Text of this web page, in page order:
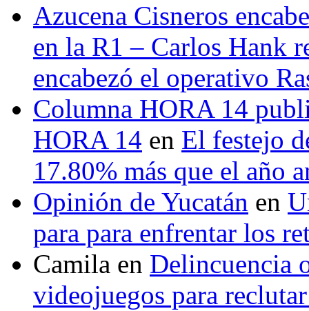
Azucena Cisneros
en la R1 – Carlos Hank
encabezó el operativo
Columna HORA 14
HORA 14 en El festejo
17.80% más que el año
Opinión de Yucatán en
para para enfrentar los
Camila en Delincuencia
videojuegos para